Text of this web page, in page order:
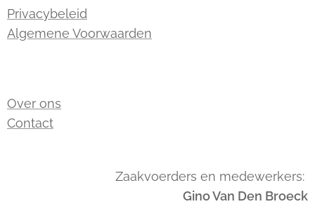
Privacybeleid
Algemene Voorwaarden
Over ons
Contact
Zaakvoerders en medewerkers:
Gino Van Den Broeck